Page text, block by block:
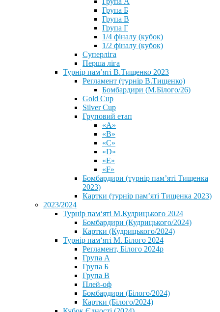
Група Б
Група В
Група Г
1/4 фіналу (кубок)
1/2 фіналу (кубок)
Суперліга
Перша ліга
Турнір пам’яті В.Тищенко 2023
Регламент (турнір В.Тищенко)
Бомбардири (М.Білого/26)
Gold Cup
Silver Cup
Груповий етап
«А»
«В»
«С»
«D»
«Е»
«F»
Бомбардири (турнір пам’яті Тищенка
2023)
Картки (турнір пам’яті Тищенка 2023)
2023/2024
⁨Турнір пам‘яті М.Кудрицького 2024
Бомбардири (Кудрицького/2024)
Картки (Кудрицького/2024)
⁨Турнір пам‘яті М. Білого 2024⁩
Регламент, Білого 2024р
Група А
Група Б
Група В
Плей-оф
Бомбардири (Білого/2024)
Картки (Білого/2024)